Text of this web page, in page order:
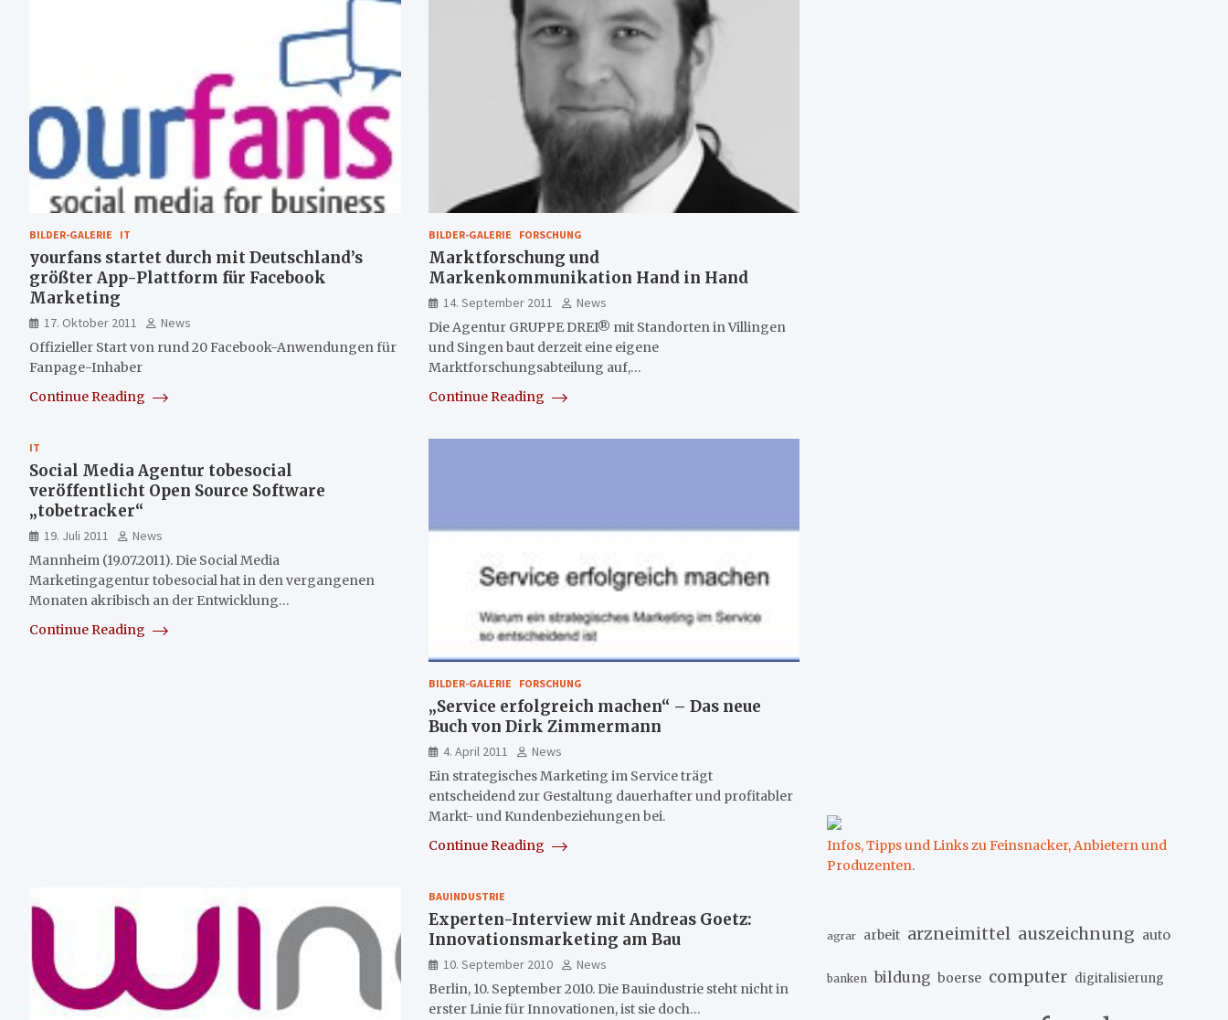
BILDER-GALERIE IT
yourfans startet durch mit Deutschland’s
größter App-Plattform für Facebook
Marketing
17. Oktober 2011
News
Offizieller Start von rund 20 Facebook-Anwendungen für
Fanpage-Inhaber
Continue Reading
BILDER-GALERIE FORSCHUNG
Marktforschung und
Markenkommunikation Hand in Hand
14. September 2011
News
Die Agentur GRUPPE DREI® mit Standorten in Villingen
und Singen baut derzeit eine eigene
Marktforschungsabteilung auf,…
Continue Reading
IT
Social Media Agentur tobesocial
veröffentlicht Open Source Software
„tobetracker“
19. Juli 2011
News
Mannheim (19.07.2011). Die Social Media
Marketingagentur tobesocial hat in den vergangenen
Monaten akribisch an der Entwicklung…
Continue Reading
BILDER-GALERIE FORSCHUNG
„Service erfolgreich machen“ – Das neue
Buch von Dirk Zimmermann
4. April 2011
News
Ein strategisches Marketing im Service trägt
entscheidend zur Gestaltung dauerhafter und profitabler
Markt- und Kundenbeziehungen bei.
Continue Reading
BAUINDUSTRIE
Experten-Interview mit Andreas Goetz:
Innovationsmarketing am Bau
10. September 2010
News
Berlin, 10. September 2010. Die Bauindustrie steht nicht in
erster Linie für Innovationen, ist sie doch…
Infos, Tipps und Links zu Feinsnacker, Anbietern und
Produzenten.
agrar arbeit arzneimittel auszeichnung auto
banken bildung boerse computer digitalisierung